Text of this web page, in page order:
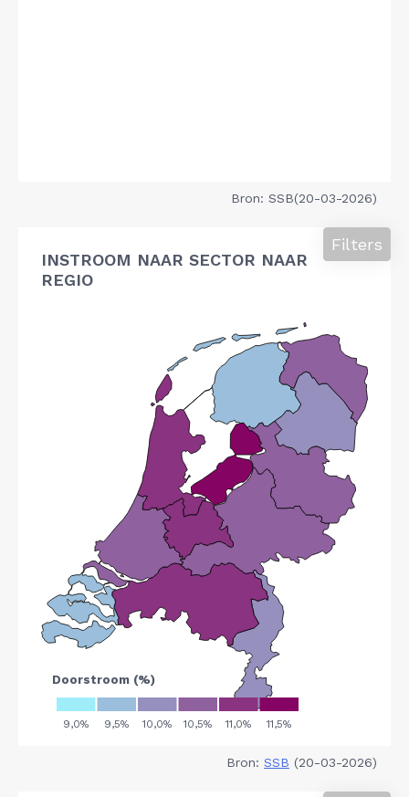
Bron: SSB(20-03-2026)
INSTROOM NAAR SECTOR NAAR
REGIO
Filters
Bron: SSB (20-03-2026)